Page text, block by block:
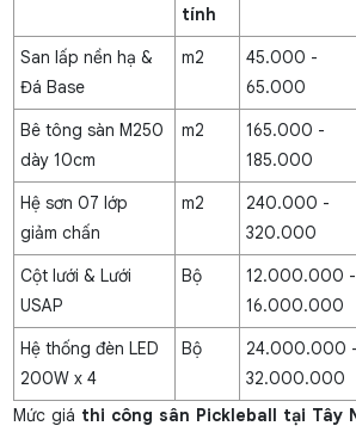
tính
San lấp nền hạ &
Đá Base
m2
45.000 -
65.000
Bê tông sàn M250
dày 10cm
m2
165.000 -
185.000
Hệ sơn 07 lớp
giảm chấn
m2
240.000 -
320.000
Cột lưới & Lưới
USAP
Bộ
12.000.000 -
16.000.000
Hệ thống đèn LED
200W x 4
Bộ
24.000.000 -
32.000.000
Mức giá thi công sân Pickleball tại Tây